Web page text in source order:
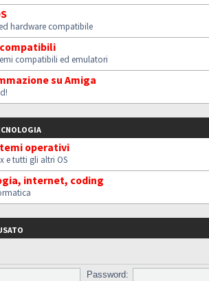
hardware compatibile
compatibili
compatibili ed emulatori
su Amiga
operativi
e tutti gli altri OS
internet, coding
Password: